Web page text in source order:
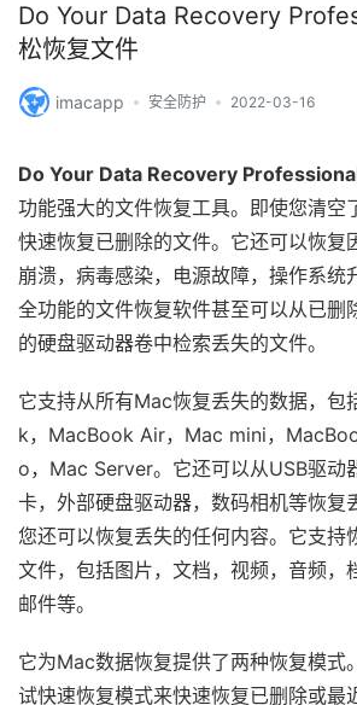
Do Your Data Recovery
松恢复文件
imacapp 安全防护 2022-03-16
Do Your Data Recovery
功能强大的文件恢复工具。即使您清空
快速恢复已删除的文件。它还可以恢复
崩溃，病毒感染，电源故障，操作系统
全功能的文件恢复软件甚至可以从已删
的硬盘驱动器卷中检索丢失的文件。
它支持从所有Mac恢复丢失的数据，
k，MacBook Air，Mac mini，
o，Mac Server。它还可以从USB驱动
卡，外部硬盘驱动器，数码相机等恢复
您还可以恢复丢失的任何内容。它支持
文件，包括图片，文档，视频，音频，
邮件等。
它为Mac数据恢复提供了两种恢复模式
试快速恢复模式来快速恢复已删除或最